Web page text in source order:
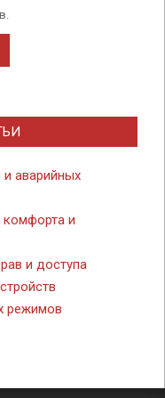
и аварийных
комфорта и
и доступа
режимов